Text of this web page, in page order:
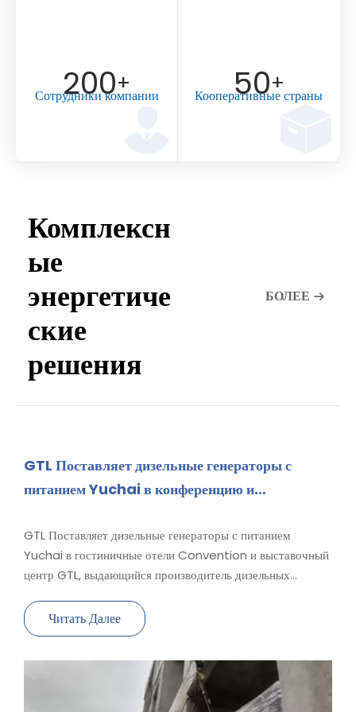
200+
Сотрудники компании 50+
Кооперативные страны
Комплексн
ые
энергетиче
ские
решения
БОЛЕЕ
GTL Поставляет дизельные генераторы с
питанием Yuchai в конференцию и
GTL Поставляет дизельные генераторы с питанием
Yuchai в гостиничные отели Convention и выставочный
центр GTL, выдающийся производитель дизельных
надежное энергоснабжение для отелей в конференц-
конференции и выставочного центра. Наш Комп
Читать Далее